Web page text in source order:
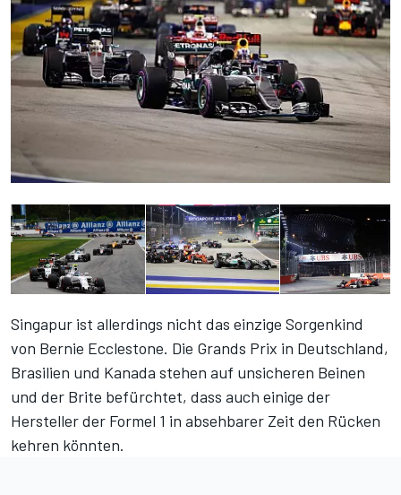
Singapur ist allerdings nicht das einzige Sorgenkind
von Bernie Ecclestone. Die Grands Prix in Deutschland,
Brasilien und Kanada stehen auf unsicheren Beinen
und der Brite befürchtet, dass auch einige der
Hersteller der Formel 1 in absehbarer Zeit den Rücken
kehren könnten.